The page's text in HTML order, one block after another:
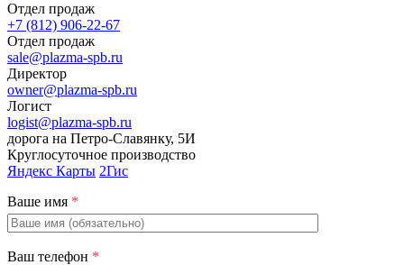
Отдел продаж
+7 (812) 906-22-67
Отдел продаж
sale@plazma-spb.ru
Директор
owner@plazma-spb.ru
Логист
logist@plazma-spb.ru
дорога на Петро-Славянку, 5И
Круглосуточное производство
Яндекс Карты 2Гис
Ваше имя *
Ваш телефон *